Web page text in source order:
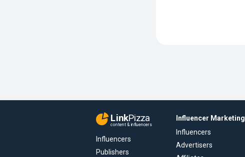
LinkPizza
content & influencers
Influencers
Publishers
Influencer Marketing
Influencers
Advertisers